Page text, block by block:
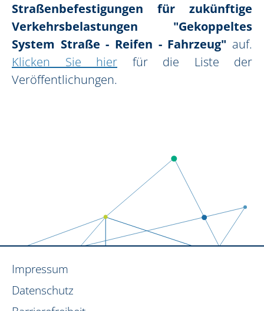
Straßenbefestigungen für zukünftige
Verkehrsbelastungen "Gekoppeltes
System Straße - Reifen - Fahrzeug" auf.
Klicken Sie hier für die Liste der
Veröffentlichungen.
Impressum
Datenschutz